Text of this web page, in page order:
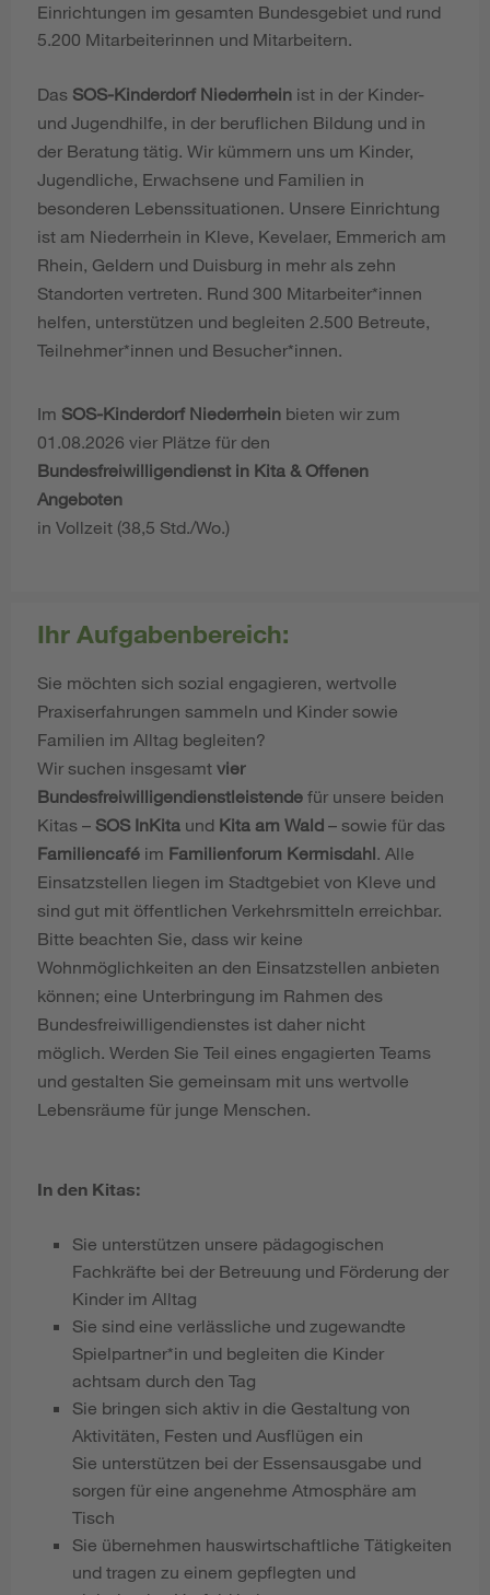
Einrichtungen im gesamten Bundesgebiet und rund
5.200 Mitarbeiterinnen und Mitarbeitern.
Das SOS-Kinderdorf Niederrhein ist in der Kinder-
und Jugendhilfe, in der beruflichen Bildung und in
der Beratung tätig. Wir kümmern uns um Kinder,
Jugendliche, Erwachsene und Familien in
besonderen Lebenssituationen. Unsere Einrichtung
ist am Niederrhein in Kleve, Kevelaer, Emmerich am
Rhein, Geldern und Duisburg in mehr als zehn
Standorten vertreten. Rund 300 Mitarbeiter*innen
helfen, unterstützen und begleiten 2.500 Betreute,
Teilnehmer*innen und Besucher*innen.
Im SOS-Kinderdorf Niederrhein bieten wir zum
01.08.2026 vier Plätze für den
Bundesfreiwilligendienst in Kita & Offenen
Angeboten
in Vollzeit (38,5 Std./Wo.)
Ihr Aufgabenbereich:
Sie möchten sich sozial engagieren, wertvolle
Praxiserfahrungen sammeln und Kinder sowie
Familien im Alltag begleiten?
Wir suchen insgesamt vier
Bundesfreiwilligendienstleistende für unsere beiden
Kitas – SOS InKita und Kita am Wald – sowie für das
Familiencafé im Familienforum Kermisdahl. Alle
Einsatzstellen liegen im Stadtgebiet von Kleve und
sind gut mit öffentlichen Verkehrsmitteln erreichbar.
Bitte beachten Sie, dass wir keine
Wohnmöglichkeiten an den Einsatzstellen anbieten
können; eine Unterbringung im Rahmen des
Bundesfreiwilligendienstes ist daher nicht
möglich. Werden Sie Teil eines engagierten Teams
und gestalten Sie gemeinsam mit uns wertvolle
Lebensräume für junge Menschen.
In den Kitas:
Sie unterstützen unsere pädagogischen
Fachkräfte bei der Betreuung und Förderung der
Kinder im Alltag
Sie sind eine verlässliche und zugewandte
Spielpartner*in und begleiten die Kinder
achtsam durch den Tag
Sie bringen sich aktiv in die Gestaltung von
Aktivitäten, Festen und Ausflügen ein
Sie unterstützen bei der Essensausgabe und
sorgen für eine angenehme Atmosphäre am
Tisch
Sie übernehmen hauswirtschaftliche Tätigkeiten
und tragen zu einem gepflegten und